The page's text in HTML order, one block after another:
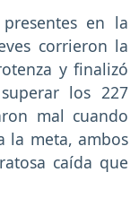
en la
corrieron la
y finalizó
los 227
mal cuando
la meta, ambos
caída que